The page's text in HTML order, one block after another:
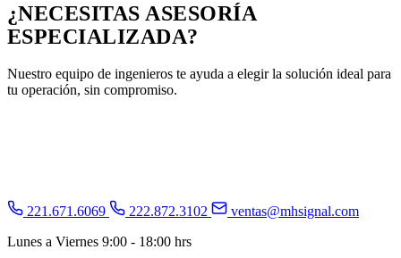
¿NECESITASASESORÍA
ESPECIALIZADA?
Nuestro equipo de ingenieros te ayuda a elegir la solución ideal para
tu operación, sin compromiso.
221.671.6069 222.872.3102
ventas@mhsignal.com
Lunes a Viernes 9:00 - 18:00 hrs